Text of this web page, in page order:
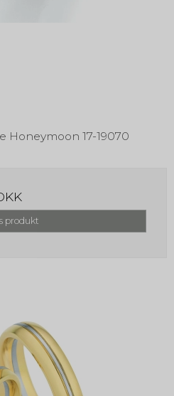
Honeymoon 17-19070
produkt